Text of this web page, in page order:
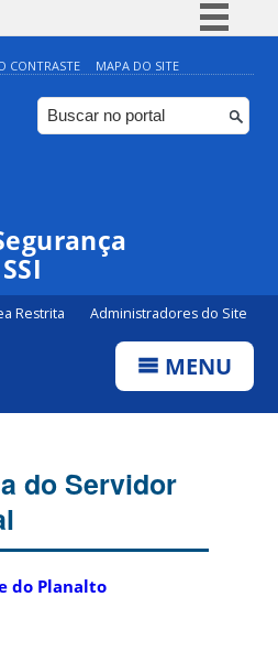
Simplifique!
Comunica BR
Participe
Canais
CONTRASTE MAPA DO SITE
Restrita Administradores do Site
MENU
do Servidor
do Planalto